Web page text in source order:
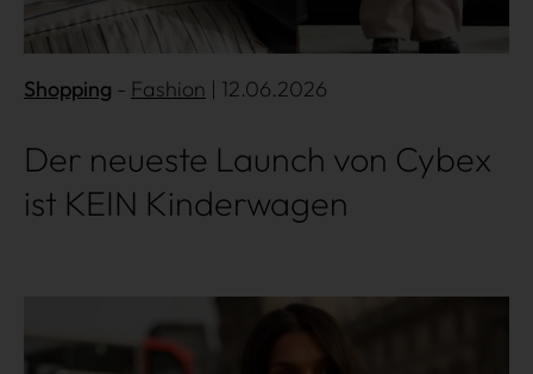
Shopping Fashion | 12.06.2026
Der neueste Launch von Cybex
ist KEIN Kinderwagen